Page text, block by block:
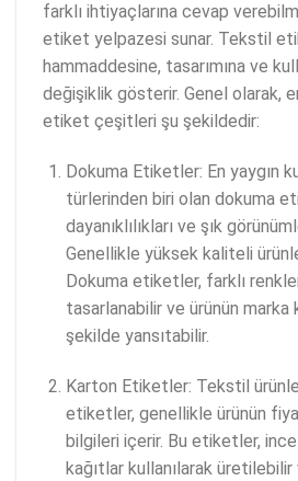
farklı ihtiyaçlarına cevap
etiket yelpazesi sunar. Tekstil
hammaddesine, tasarımına ve
değişiklik gösterir. Genel olarak,
etiket çeşitleri şu şekildedir:
Dokuma Etiketler: En yaygın
türlerinden biri olan dokuma
dayanıklılıkları ve şık
Genellikle yüksek kaliteli
Dokuma etiketler, farklı
tasarlanabilir ve ürünün marka
şekilde yansıtabilir.
Karton Etiketler: Tekstil
etiketler, genellikle ürünün
bilgileri içerir. Bu etiketler, ince
kağıtlar kullanılarak üretilebilir